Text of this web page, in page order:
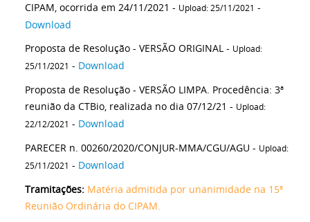
CIPAM, ocorrida em 24/11/2021 - Upload: 25/11/2021 -
Download
Proposta de Resolução - VERSÃO ORIGINAL - Upload:
25/11/2021 - Download
Proposta de Resolução - VERSÃO LIMPA. Procedência: 3ª
reunião da CTBio, realizada no dia 07/12/21 - Upload:
22/12/2021 - Download
PARECER n. 00260/2020/CONJUR-MMA/CGU/AGU - Upload:
25/11/2021 - Download
Tramitações: Matéria admitida por unanimidade na 15ª
Reunião Ordinária do CIPAM.